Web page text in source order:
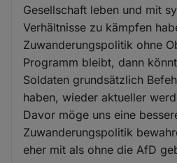
Gesellschaft leben und mit
Verhältnisse zu kämpfen
Zuwanderungspolitik ohne
Programm bleibt, dann
Soldaten grundsätzlich
haben, wieder aktueller
Davor möge uns eine
Zuwanderungspolitik
eher mit als ohne die AfD